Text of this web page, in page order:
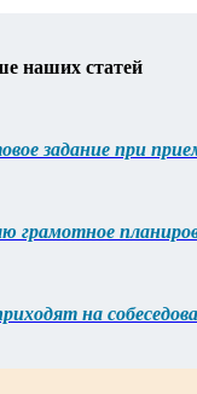
наших статей
задание при
грамотное
на